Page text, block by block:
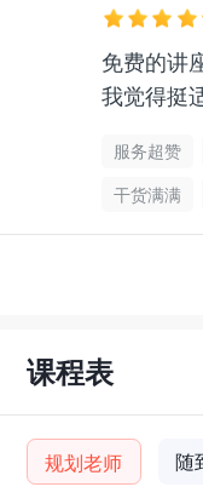
免费的讲
我觉得挺
服务超赞
干货满满
课程表
规划老师 随